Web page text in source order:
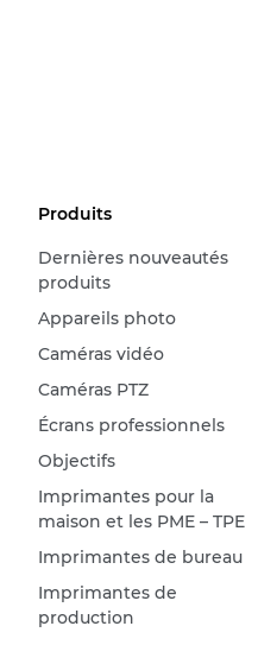
Produits
Dernières nouveautés
produits
Appareils photo
Caméras vidéo
Caméras PTZ
Écrans professionnels
Objectifs
Imprimantes pour la
maison et les PME – TPE
Imprimantes de bureau
Imprimantes de
production